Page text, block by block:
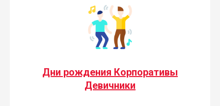
Дни рождения Корпоративы
Девичники